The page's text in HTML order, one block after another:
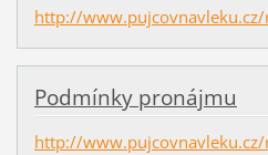
http://
Podmínky pronájmu
http://